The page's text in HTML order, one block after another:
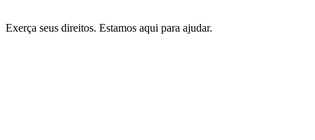
Exerça seus direitos. Estamos aqui para ajudar.